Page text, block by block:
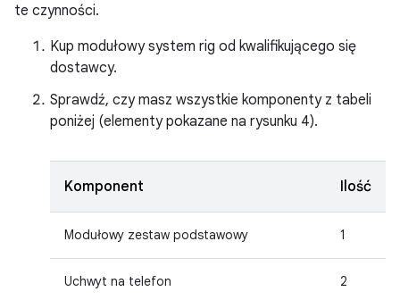
te czynności.
Kup modułowy system rig od kwalifikującego się
dostawcy.
Sprawdź, czy masz wszystkie komponenty z tabeli
poniżej (elementy pokazane na rysunku 4).
Komponent Ilość
Modułowy zestaw podstawowy 1
Uchwyt na telefon 2